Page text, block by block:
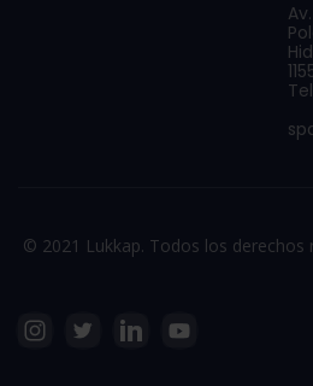
© 2021 Lukkap. Todos los derechos